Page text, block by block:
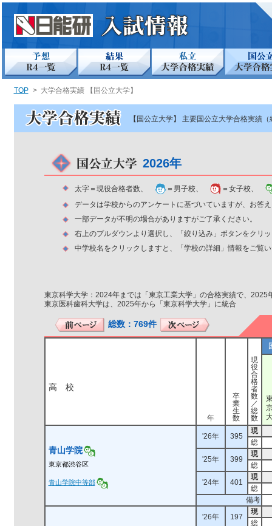
TOP > 大学合格実績 【国公立大学】
【国公立大学】 主要国公立大学合格実績
2026年
太字＝現役合格者数、 ＝男子校、
＝女子校、
データは学校からのアンケートに基づいていますが、お答
一部データが不明の場合がありますがご了承ください。
右上のプルダウンより選択し、「絞り込み」ボタンをクリ
中学校名をクリックしますと、「学校の詳細」情報をご覧
東京科学大学：2024年までは「東京工業大学」の合格実績で、2025
東京医科歯科大学は、2025年から「東京科学大学」に統合
総数：769件
高 校
年
卒
業
生
数
現
役
合
格
者
数
／
総
数
青山学院
東京都渋谷区
青山学院中等部
'26年 395
現
総
'25年
399
現
総
'24年
401
現
総
備考
'26年 197
現
総